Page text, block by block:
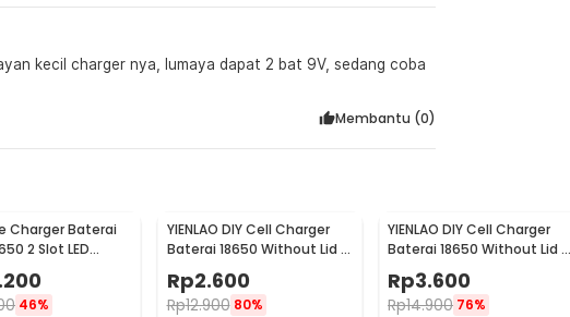
kecil charger nya, lumaya dapat 2 bat 9V, sedang coba
Membantu (0)
Charger Baterai
2 Slot LED
46%
YIENLAO DIY Cell Charger
Baterai 18650 Without Lid 1
Cell - BC-001/2
Rp2.600
Rp12.900 80%
YIENLAO DIY Cell Charger
Baterai 18650 Without Lid 2
Cell - BC-001/2
Rp3.600
Rp14.900 76%